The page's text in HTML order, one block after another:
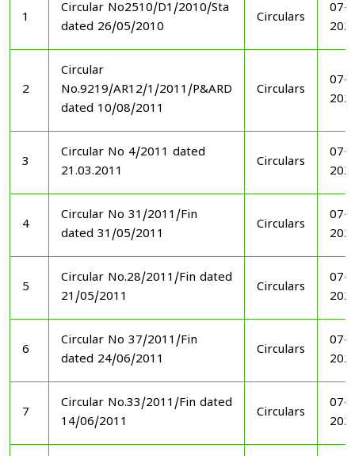
1
Circular No2510/D1/2010/Sta
dated 26/05/2010
Circulars
07-
2
Circular
No.9219/AR12/1/2011/P&ARD
dated 10/08/2011
Circulars
07-
3
Circular No 4/2011 dated
21.03.2011
Circulars
07-
4
Circular No 31/2011/Fin
dated 31/05/2011
Circulars
07-
5
Circular No.28/2011/Fin dated
21/05/2011
Circulars
07-
6
Circular No 37/2011/Fin
dated 24/06/2011
Circulars
07-
7
Circular No.33/2011/Fin dated
14/06/2011
Circulars
07-